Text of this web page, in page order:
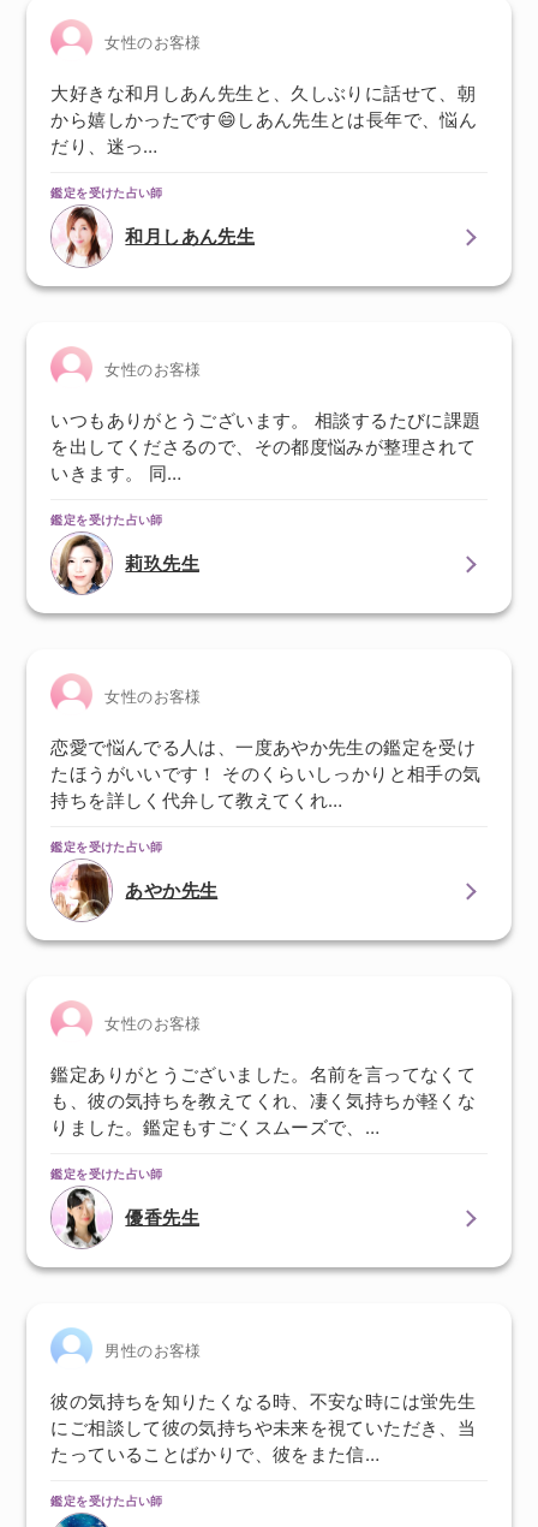
女性のお客様
大好きな和月しあん先生と、久しぶりに話せて、朝
から嬉しかったです😄しあん先生とは長年で、悩ん
だり、迷っ…
鑑定を受けた占い師
和月しあん先生
女性のお客様
いつもありがとうございます。 相談するたびに課題
を出してくださるので、その都度悩みが整理されて
いきます。 同…
鑑定を受けた占い師
莉玖先生
女性のお客様
恋愛で悩んでる人は、一度あやか先生の鑑定を受け
たほうがいいです！ そのくらいしっかりと相手の気
持ちを詳しく代弁して教えてくれ…
鑑定を受けた占い師
あやか先生
女性のお客様
鑑定ありがとうございました。名前を言ってなくて
も、彼の気持ちを教えてくれ、凄く気持ちが軽くな
りました。鑑定もすごくスムーズで、…
鑑定を受けた占い師
優香先生
男性のお客様
彼の気持ちを知りたくなる時、不安な時には蛍先生
にご相談して彼の気持ちや未来を視ていただき、当
たっていることばかりで、彼をまた信…
鑑定を受けた占い師